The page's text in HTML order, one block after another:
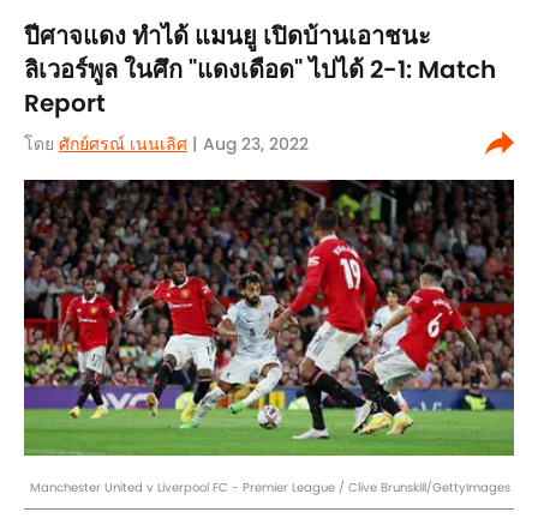
ปีศาจแดง ทำได้ แมนยู เปิดบ้านเอาชนะ
ลิเวอร์พูล ในศึก "แดงเดือด" ไปได้ 2-1: Match
Report
โดย ศักย์ศรณ์ เนนเลิศ | Aug 23, 2022
Manchester United v Liverpool FC - Premier League / Clive Brunskill/GettyImages